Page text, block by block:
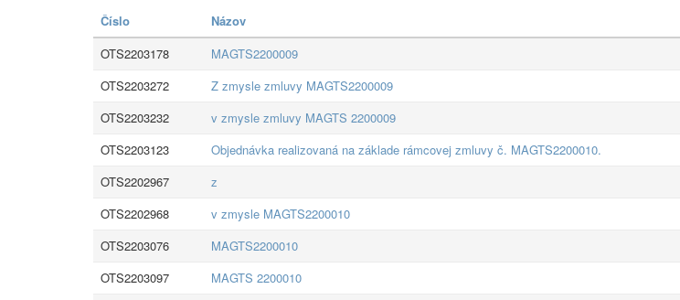
Číslo Názov
OTS2203178
MAGTS2200009
OTS2203272
Z zmysle zmluvy MAGTS2200009
OTS2203232
v zmysle zmluvy MAGTS 2200009
OTS2203123
Objednávka realizovaná na základe rámcovej zmluvy č. MAGTS2200010.
OTS2202967
z
OTS2202968
v zmysle MAGTS2200010
OTS2203076
MAGTS2200010
OTS2203097
MAGTS 2200010